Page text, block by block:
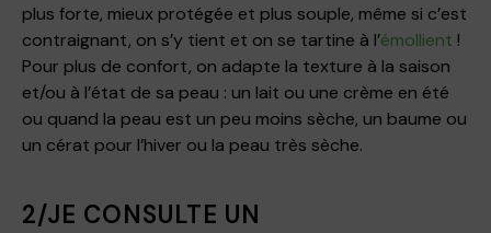
plus forte, mieux protégée et plus souple, même si c’est
contraignant, on s’y tient et on se tartine à l’émollient !
Pour plus de confort, on adapte la texture à la saison
et/ou à l’état de sa peau : un lait ou une crème en été
ou quand la peau est un peu moins sèche, un baume ou
un cérat pour l’hiver ou la peau très sèche.
2/JE CONSULTE UN